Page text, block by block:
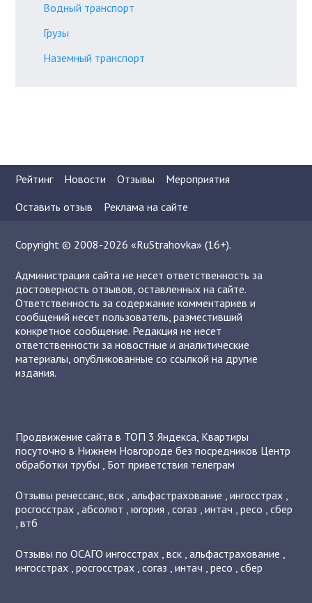
Водный транспорт
Грузы
Наземный транспорт
Рейтинг Новости Отзывы
Мероприятия
Оставить отзыв
Реклама на сайте
Copyright © 2008-2026 «RuStrahovka» (16+).
Администрация сайта не несет ответственность за
достоверность отзывов, оставленных на сайте.
Ответственность за содержание комментариев и
сообщений несет пользователь, разместивший
конкретное сообщение. Редакция не несет
ответственности за новостные и аналитические
материалы, опубликованные со ссылкой на другие
издания.
Продвижение сайта в ТОП 3 Яндекса, Квартиры
посуточно в Нижнем Новгороде без посредников Центр
обработки трубы , Бот приветствия телеграм
Отзывыренессанс,вск ,альфастрахование ,ингосстрах ,
росгосстрах ,абсолют ,югория ,согаз ,интач ,ресо ,сбер
,втб
Отзывы по ОСАГОингосстрах ,вск ,альфастрахование ,
ингосстрах ,росгосстрах ,согаз ,интач ,ресо ,сбер